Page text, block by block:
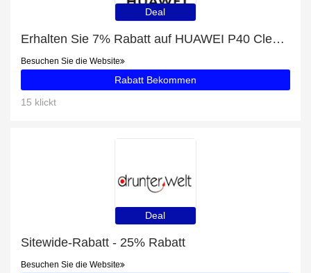
Deal
Erhalten Sie 7% Rabatt auf HUAWEI P40 Clear Case
Besuchen Sie die Website
Rabatt Bekommen
15 klickt
Deal
Sitewide-Rabatt - 25% Rabatt
Besuchen Sie die Website